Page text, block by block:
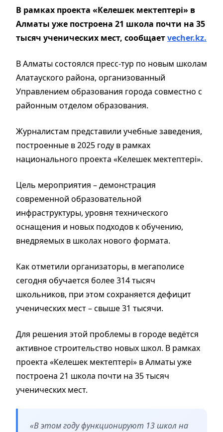
В рамках проекта «Келешек мектептері» в
Алматы уже построена 21 школа почти на 35
тысяч ученических мест, сообщаетvecher.kz.
В Алматы состоялся пресс-тур по новым школам
Алатауского района, организованный
Управлением образования города совместно с
районным отделом образования.
Журналистам представили учебные заведения,
построенные в 2025 году в рамках
национального проекта «Келешек мектептері».
Цель мероприятия – демонстрация
современной образовательной
инфраструктуры, уровня технического
оснащения и новых подходов к обучению,
внедряемых в школах нового формата.
Как отметили организаторы, в мегаполисе
сегодня обучается более 314 тысяч
школьников, при этом сохраняется дефицит
ученических мест – свыше 31 тысячи.
Для решения этой проблемы в городе ведётся
активное строительство новых школ. В рамках
проекта «Келешек мектептері» в Алматы уже
построена 21 школа почти на 35 тысяч
ученических мест.
«В этом году функционируют 13 школ на